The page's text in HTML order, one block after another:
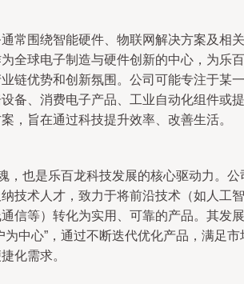
常围绕智能硬件、物联网解决方案及相关
全球电子制造与硬件创新的中心，为乐百
链优势和创新氛围。公司可能专注于某一
备、消费电子产品、工业自动化组件或提
，旨在通过科技提升效率、改善生活。
，也是乐百龙科技发展的核心驱动力。公
技术人才，致力于将前沿技术（如人工智
信等）转化为实用、可靠的产品。其发展
为中心”，通过不断迭代优化产品，满足市
化需求。